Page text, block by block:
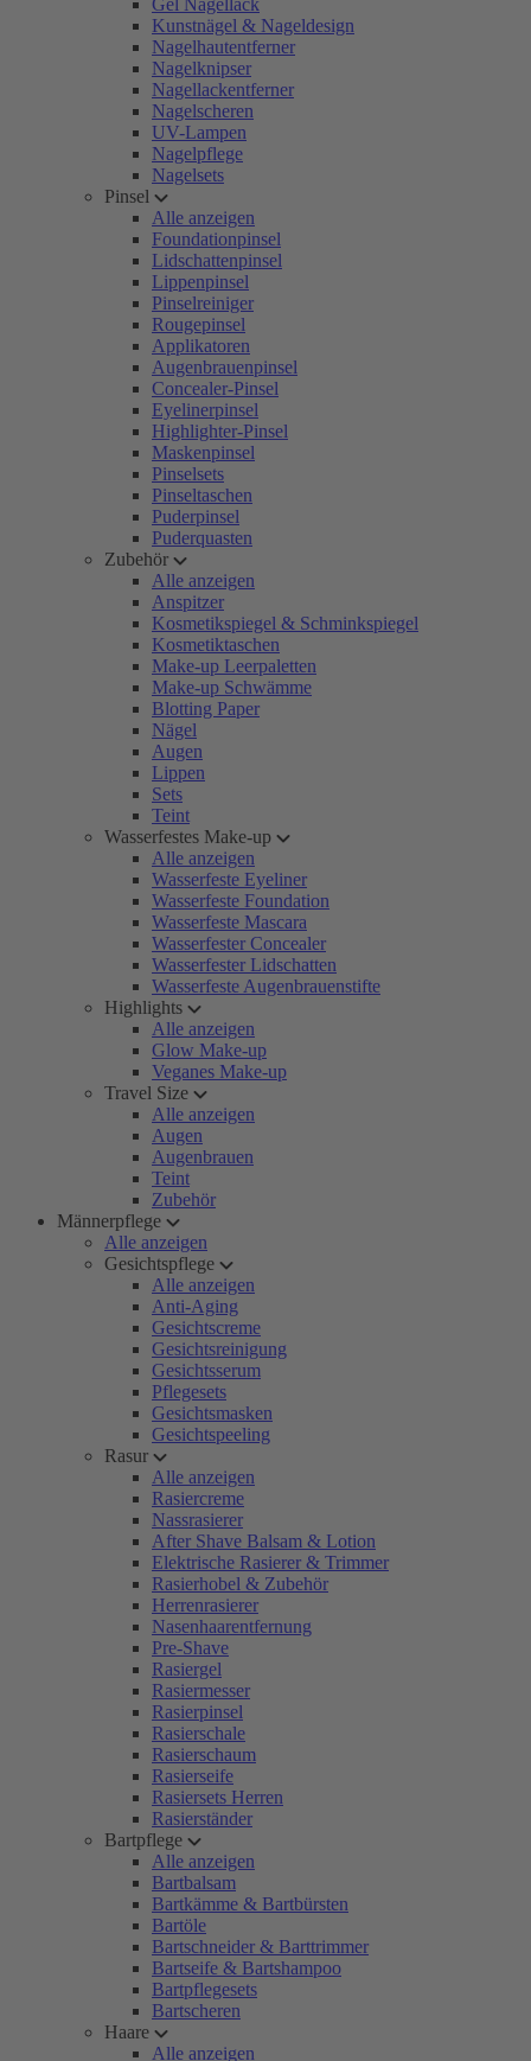
Gel Nagellack
Kunstnägel & Nageldesign
Nagelhautentferner
Nagelknipser
Nagellackentferner
Nagelscheren
UV-Lampen
Nagelpflege
Nagelsets
Pinsel
Alle anzeigen
Foundationpinsel
Lidschattenpinsel
Lippenpinsel
Pinselreiniger
Rougepinsel
Applikatoren
Augenbrauenpinsel
Concealer-Pinsel
Eyelinerpinsel
Highlighter-Pinsel
Maskenpinsel
Pinselsets
Pinseltaschen
Puderpinsel
Puderquasten
Zubehör
Alle anzeigen
Anspitzer
Kosmetikspiegel & Schminkspiegel
Kosmetiktaschen
Make-up Leerpaletten
Make-up Schwämme
Blotting Paper
Nägel
Augen
Lippen
Sets
Teint
Wasserfestes Make-up
Alle anzeigen
Wasserfeste Eyeliner
Wasserfeste Foundation
Wasserfeste Mascara
Wasserfester Concealer
Wasserfester Lidschatten
Wasserfeste Augenbrauenstifte
Highlights
Alle anzeigen
Glow Make-up
Veganes Make-up
Travel Size
Alle anzeigen
Augen
Augenbrauen
Teint
Zubehör
Männerpflege
Alle anzeigen
Gesichtspflege
Alle anzeigen
Anti-Aging
Gesichtscreme
Gesichtsreinigung
Gesichtsserum
Pflegesets
Gesichtsmasken
Gesichtspeeling
Rasur
Alle anzeigen
Rasiercreme
Nassrasierer
After Shave Balsam & Lotion
Elektrische Rasierer & Trimmer
Rasierhobel & Zubehör
Herrenrasierer
Nasenhaarentfernung
Pre-Shave
Rasiergel
Rasiermesser
Rasierpinsel
Rasierschale
Rasierschaum
Rasierseife
Rasiersets Herren
Rasierständer
Bartpflege
Alle anzeigen
Bartbalsam
Bartkämme & Bartbürsten
Bartöle
Bartschneider & Barttrimmer
Bartseife & Bartshampoo
Bartpflegesets
Bartscheren
Haare
Alle anzeigen